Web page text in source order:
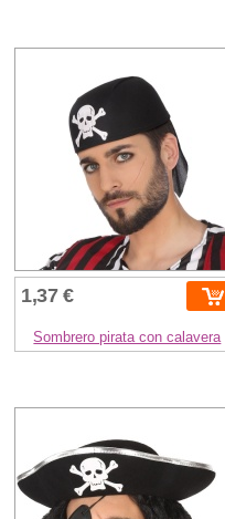
1,37 €
Sombrero pirata con calavera